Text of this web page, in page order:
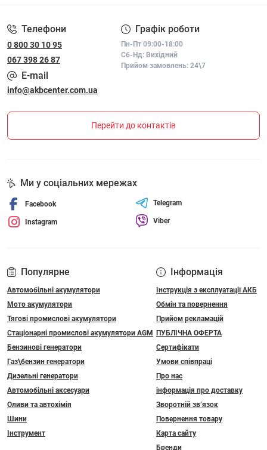
Телефони
0 800 30 10 95
067 398 26 87
Графік роботи
Пн-Пт 09:00-18:00
Сб-Нд: Вихідний
Прийом замовлень: 24\7
E-mail
info@akbcenter.com.ua
Перейти до контактів
Популярне
Автомобільні акумулятори
Мото акумулятори
Тягові промислові акумулятори
Стаціонарні промислові акумулятори АGM
Бензинові генератори
Газ\бензин генератори
Дизельні генератори
Автомобільні аксесуари
Оливи та автохімія
Шини
Інструмент
Інформація
Інструкція з експлуатації АКБ
Обмін та повернення
Прийом рекламацій
ПУБЛІЧНА ОФЕРТА
Сертифікати
Умови співпраці
Про нас
інформація про доставку
Зворотній зв’язок
Повернення товару
Карта сайту
Бренди
Ми у соціальних мережах
Facebook
Instagram
Telegram
Viber